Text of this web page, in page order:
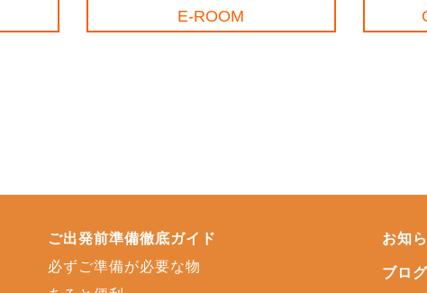
E-ROOM
ご出発前準備徹底ガイド
必ずご準備が必要な物
お知
ブロ